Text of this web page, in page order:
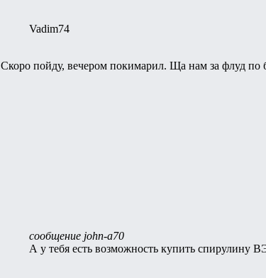
Vadim74
Скоро пойду, вечером покимарил. Ща нам за флуд по
сообщение john-a70
А у тебя есть возможность купить спирулину